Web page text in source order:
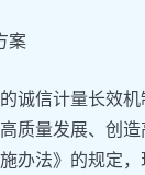
案
诚信计量长效机
质量发展、创
办法》的规定